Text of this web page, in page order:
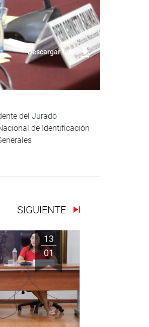
Descargar foto
del Jurado
de Identificación
SIGUIENTE
13
01